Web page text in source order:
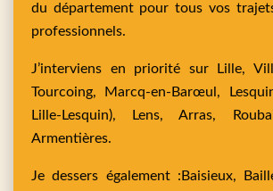
du département pour tous vos
professionnels.
J’interviens en priorité surLille,
Tourcoing,
Marcq-en-Barœul,
Lille-Lesquin), Lens,Arras,
Armentières.
Je dessers également : Baisieux,